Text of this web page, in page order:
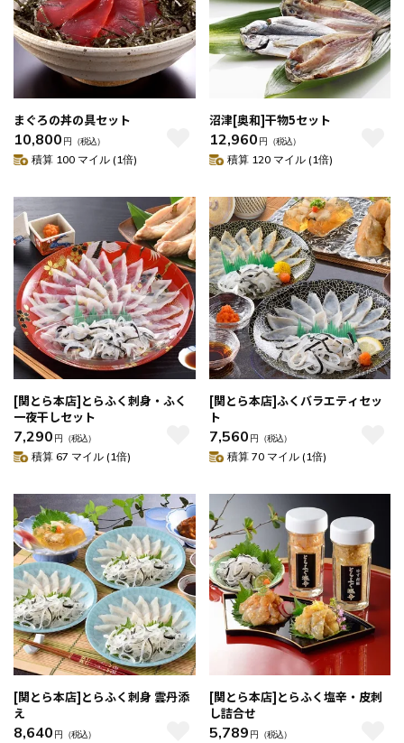
まぐろの丼の具セット
10,800 円 （税込）
積算 100 マイル (1倍)
沼津[奥和]干物5セット
12,960 円 （税込）
積算 120 マイル (1倍)
[関とら本店]とらふく刺身・ふく
一夜干しセット
7,290 円 （税込）
積算 67 マイル (1倍)
[関とら本店]ふくバラエティセッ
ト
7,560 円 （税込）
積算 70 マイル (1倍)
[関とら本店]とらふく刺身 雲丹添
え
8,640 円 （税込）
[関とら本店]とらふく塩辛・皮刺
し詰合せ
5,789 円 （税込）